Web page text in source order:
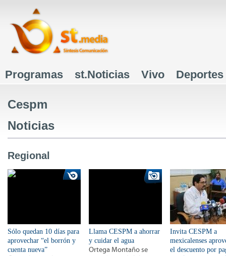
Menú principal
Programas st.Noticias Vivo Deportes
Cespm
Noticias
Regional
Sólo quedan 10 días para
aprovechar “el borrón y
cuenta nueva”
Llama CESPM a ahorrar
y cuidar el agua
Ortega Montaño se
Invita CESPM a
mexicalenses
el descuento por